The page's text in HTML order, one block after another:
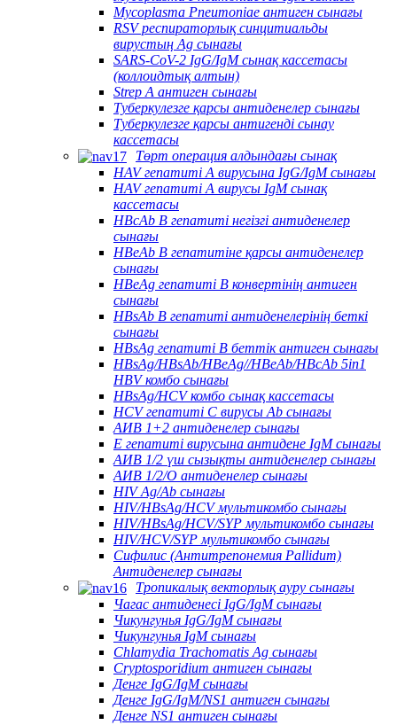
Mycoplasma Pneumoniae антиген сынағы
RSV респираторлық синцитиальды
вирустың Ag сынағы
SARS-CoV-2 IgG/IgM сынақ кассетасы
(коллоидтық алтын)
Strep A антиген сынағы
Туберкулезге қарсы антиденелер сынағы
Туберкулезге қарсы антигенді сынау
кассетасы
Төрт операция алдындағы сынақ
HAV гепатиті А вирусына IgG/IgM сынағы
HAV гепатиті А вирусы IgM сынақ
кассетасы
HBcAb В гепатиті негізгі антиденелер
сынағы
HBeAb В гепатитіне қарсы антиденелер
сынағы
HBeAg гепатиті В конвертінің антиген
сынағы
HBsAb В гепатиті антиденелерінің беткі
сынағы
HBsAg гепатиті В беттік антиген сынағы
HBsAg/HBsAb/HBeAg//HBeAb/HBcAb 5in1
HBV комбо сынағы
HBsAg/HCV комбо сынақ кассетасы
HCV гепатиті С вирусы Ab сынағы
АИВ 1+2 антиденелер сынағы
Е гепатиті вирусына антидене IgM сынағы
АИВ 1/2 үш сызықты антиденелер сынағы
АИВ 1/2/О антиденелер сынағы
HIV Ag/Ab сынағы
HIV/HBsAg/HCV мультикомбо сынағы
HIV/HBsAg/HCV/SYP мультикомбо сынағы
HIV/HCV/SYP мультикомбо сынағы
Сифилис (Антитрепонемия Pallidum)
Антиденелер сынағы
Тропикалық векторлық ауру сынағы
Чагас антиденесі IgG/IgM сынағы
Чикунгунья IgG/IgM сынағы
Чикунгунья IgM сынағы
Chlamydia Trachomatis Ag сынағы
Cryptosporidium антиген сынағы
Денге IgG/IgM сынағы
Денге IgG/IgM/NS1 антиген сынағы
Денге NS1 антиген сынағы